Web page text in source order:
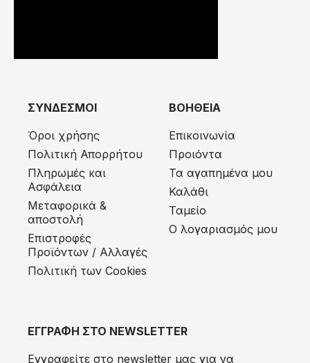
ΣΥΝΔΕΣΜΟΙ
Όροι χρήσης
Πολιτική Απορρήτου
Πληρωμές και
Ασφάλεια
Μεταφορικά &
αποστολή
Eπιστροφές
Προϊόντων / Αλλαγές
Πολιτική των Cookies
ΒΟΗΘΕΙΑ
Επικοινωνία
Προιόντα
Τα αγαπημένα μου
Καλάθι
Ταμείο
Ο λογαριασμός μου
ΕΓΓΡΑΦΗ ΣΤΟ NEWSLETTER
Εγγραφείτε στο newsletter μας για να